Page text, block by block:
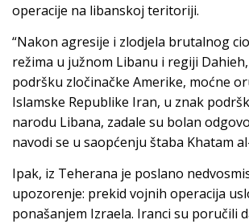
operacije na libanskoj teritoriji.
“Nakon agresije i zlodjela brutalnog
režima u južnom Libanu i regiji
podršku zločinačke Amerike, moćne
Islamske Republike Iran, u znak
narodu Libana, zadale su bolan
navodi se u saopćenju štaba Khatam
Ipak, iz Teherana je poslano
upozorenje: prekid vojnih operacija
ponašanjem Izraela. Iranci su poručili